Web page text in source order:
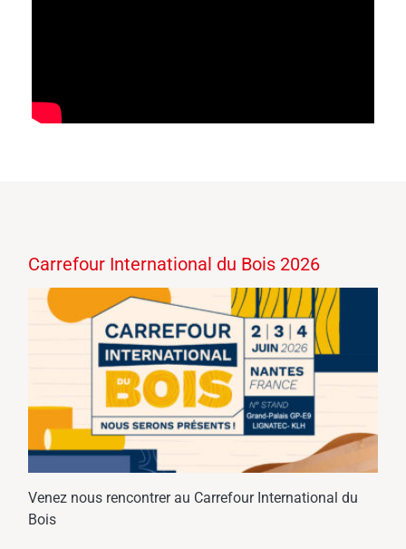
Carrefour International du Bois 2026
Venez nous rencontrer au Carrefour International du
Bois